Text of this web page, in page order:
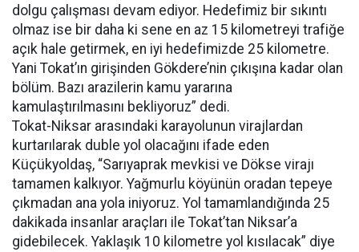
dolgu çalışması devam ediyor. Hedefimiz bir sıkıntı
olmaz ise bir daha ki sene en az 15 kilometreyi trafiğe
açık hale getirmek, en iyi hedefimizde 25 kilometre.
Yani Tokat’ın girişinden Gökdere’nin çıkışına kadar olan
bölüm. Bazı arazilerin kamu yararına
kamulaştırılmasını bekliyoruz” dedi.
Tokat-Niksar arasındaki karayolunun virajlardan
kurtarılarak duble yol olacağını ifade eden
Küçükyoldaş, “Sarıyaprak mevkisi ve Dökse virajı
tamamen kalkıyor. Yağmurlu köyünün oradan tepeye
çıkmadan ana yola iniyoruz. Yol tamamlandığında 25
dakikada insanlar araçları ile Tokat’tan Niksar’a
gidebilecek. Yaklaşık 10 kilometre yol kısılacak” diye